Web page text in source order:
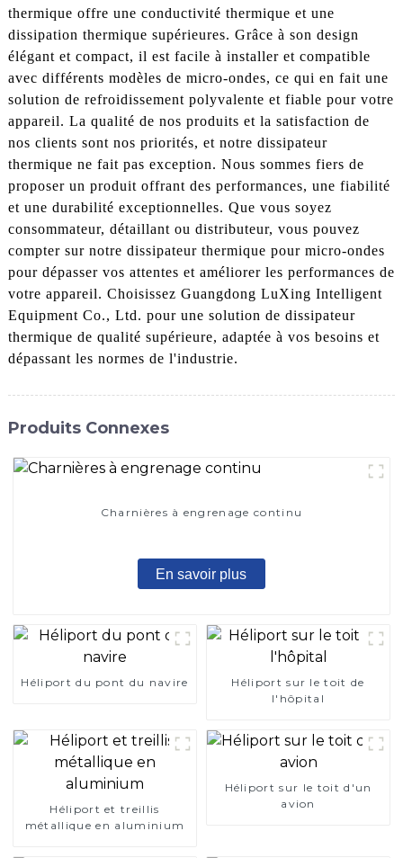
thermique offre une conductivité thermique et une
dissipation thermique supérieures. Grâce à son design
élégant et compact, il est facile à installer et compatible
avec différents modèles de micro-ondes, ce qui en fait une
solution de refroidissement polyvalente et fiable pour votre
appareil. La qualité de nos produits et la satisfaction de
nos clients sont nos priorités, et notre dissipateur
thermique ne fait pas exception. Nous sommes fiers de
proposer un produit offrant des performances, une fiabilité
et une durabilité exceptionnelles. Que vous soyez
consommateur, détaillant ou distributeur, vous pouvez
compter sur notre dissipateur thermique pour micro-ondes
pour dépasser vos attentes et améliorer les performances de
votre appareil. Choisissez Guangdong LuXing Intelligent
Equipment Co., Ltd. pour une solution de dissipateur
thermique de qualité supérieure, adaptée à vos besoins et
dépassant les normes de l'industrie.
Produits Connexes
Charnières à engrenage continu
En savoir plus
Héliport du pont du navire
Héliport sur le toit de
l'hôpital
Héliport et treillis
métallique en aluminium
Héliport sur le toit d'un
avion